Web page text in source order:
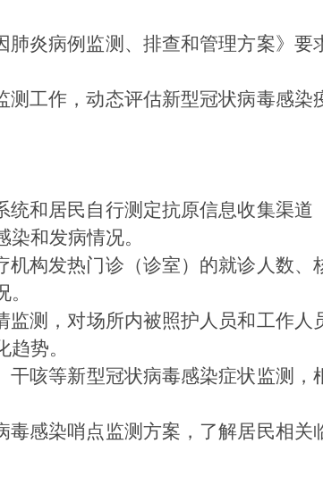
炎病例监测、排查和管理方案》 要
测工作，动态评估新型冠状病毒感染
和居民自行测定抗原信息收集渠道
和发病情况。
机构发热门诊（诊室）的就诊人数、
监测，对场所内被照护人员和工作人
势。
干咳等新型冠状病毒感染症状监测，
毒感染哨点监测方案，了解居民相关